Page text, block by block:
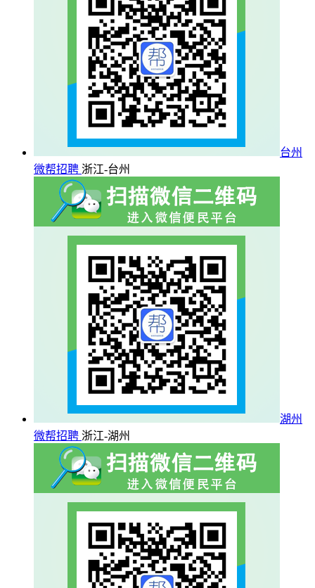
台州
微帮招聘 浙江-台州
湖州
微帮招聘 浙江-湖州